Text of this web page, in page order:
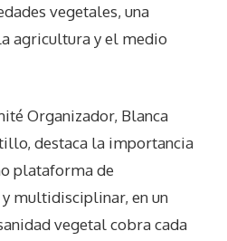
vegetales, una
agricultura y el medio
Organizador, Blanca
destaca la importancia
plataforma de
multidisciplinar, en un
vegetal cobra cada